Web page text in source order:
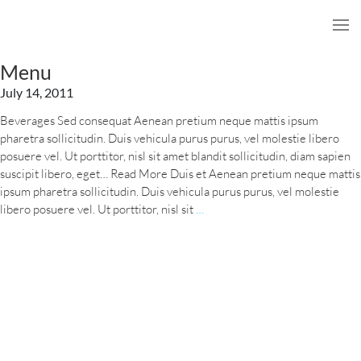
Menu
July 14, 2011
Beverages Sed consequat Aenean pretium neque mattis ipsum
pharetra sollicitudin. Duis vehicula purus purus, vel molestie libero
posuere vel. Ut porttitor, nisl sit amet blandit sollicitudin, diam sapien
suscipit libero, eget… Read More Duis et Aenean pretium neque mattis
ipsum pharetra sollicitudin. Duis vehicula purus purus, vel molestie
libero posuere vel. Ut porttitor, nisl sit